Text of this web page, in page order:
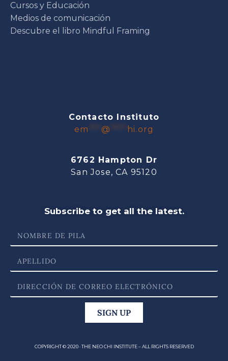
Cursos y Educación
Medios de comunicación
Descubre el libro Mindful Framing
Contacto Instituto
em
@ hi.org
6762 Hampton Dr
San Jose, CA 95120
Subscribe to get all the latest.
SIGN UP
COPYRIGHT © 2020 · THE NEO CHI INSTITUTE – ALL RIGHTS RESERVED